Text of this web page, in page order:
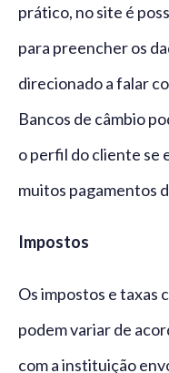
prático, no site é
para preencher os
direcionado a falar
Bancos de câmbio
o perfil do cliente se
muitos pagamentos
Impostos
Os impostos e taxas
podem variar de
com a instituição